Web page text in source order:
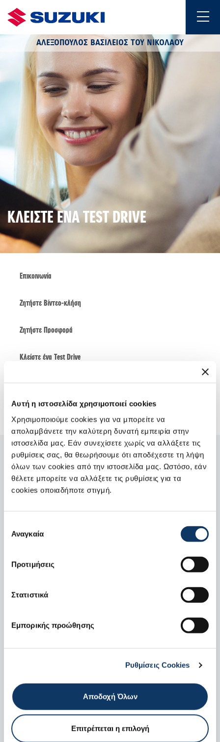
Αυτή η ιστοσελίδα χρησιμοποιεί cookies
Χρησιμοποιούμε cookies για να μπορείτε να
απολαμβάνετε την καλύτερη δυνατή εμπειρία στην
ιστοσελίδα μας. Εάν συνεχίσετε χωρίς να αλλάξετε τις
ρυθμίσεις σας, θα θεωρήσουμε ότι αποδέχεστε τη λήψη
όλων των cookies από την ιστοσελίδα μας. Ωστόσο, εάν
θέλετε μπορείτε να αλλάξετε τις ρυθμίσεις για τα
cookies οποιαδήποτε στιγμή.
συγκατάθεσης
Αναγκαία
Προτιμήσεις
Στατιστικά
Εμπορικής προώθησης
Ρυθμίσεις Cookies
Αποδοχή Όλων
Επιτρέπεται η επιλογή
ΑΛΕΞΟΠΟΥΛΟΣ ΒΑΣΙΛΕΙΟΣ ΤΟΥ ΝΙΚΟΛΑΟΥ
ΚΛΕΙΣΤΕ ΕΝΑ TEST DRIVE
Επικοινωνία
Ζητήστε Βίντεο-κλήση
Ζητήστε Προσφορά
Κλείστε ένα Τest Drive
Κλείστε Ραντεβού Service
Εγγραφείτε στο Newsletter
Παρακαλούμε συμπληρώστε τη φόρμα παρακάτω και
θα επικοινωνήσουμε μαζί σας το συντομότερο.
Επιλογή μοντέλου
Ακολουθήστε τα παρακάτω βήματα:
συμπληρώστε τα απαραίτητα στοιχεία*
Όνομα
Επώνυμο